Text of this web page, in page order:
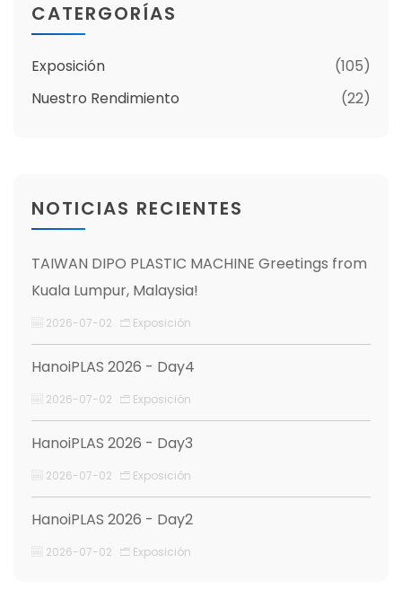
CATERGORÍAS
Exposición
(105)
Nuestro Rendimiento
(22)
NOTICIAS RECIENTES
TAIWAN DIPO PLASTIC MACHINE Greetings from
Kuala Lumpur, Malaysia!
2026-07-02 Exposición
HanoiPLAS 2026 - Day4
2026-07-02 Exposición
HanoiPLAS 2026 - Day3
2026-07-02 Exposición
HanoiPLAS 2026 - Day2
2026-07-02 Exposición